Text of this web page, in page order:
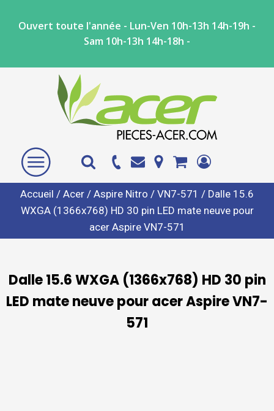
Ouvert toute l'année - Lun-Ven 10h-13h 14h-19h -
Sam 10h-13h 14h-18h -
Accueil / Acer / Aspire Nitro / VN7-571 / Dalle 15.6
WXGA (1366x768) HD 30 pin LED mate neuve pour
acer Aspire VN7-571
Dalle 15.6 WXGA (1366x768) HD 30 pin
LED mate neuve pour acer Aspire VN7-
571